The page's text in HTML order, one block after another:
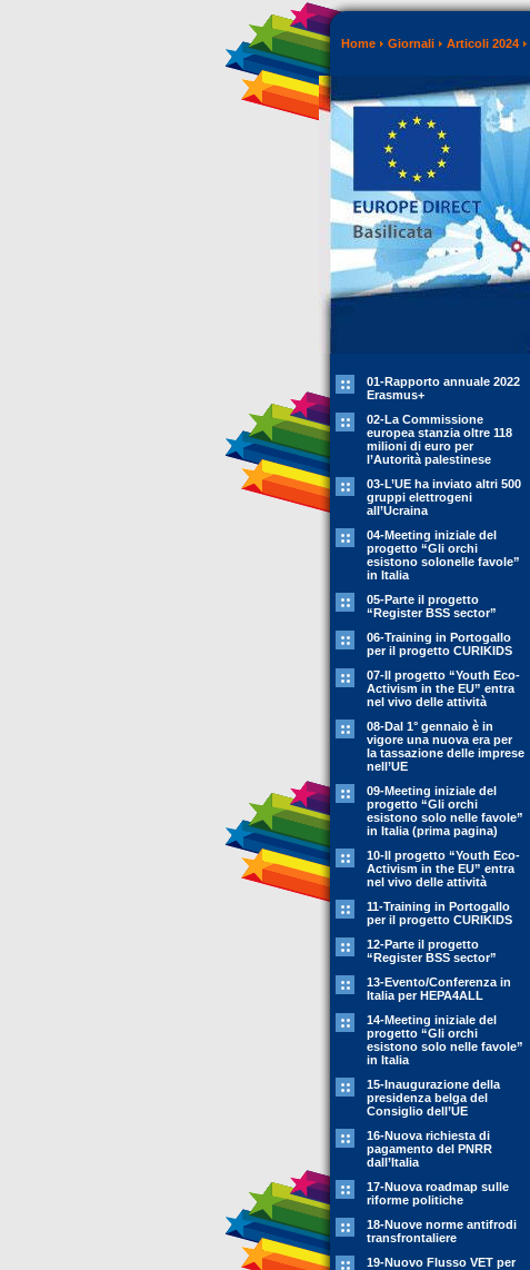
Home Giornali Articoli 2024
01-Rapporto annuale 2022
Erasmus+
02-La Commissione
europea stanzia oltre 118
milioni di euro per
l’Autorità palestinese
03-L’UE ha inviato altri 500
gruppi elettrogeni
all’Ucraina
04-Meeting iniziale del
progetto “Gli orchi
esistono solonelle favole”
in Italia
05-Parte il progetto
“Register BSS sector”
06-Training in Portogallo
per il progetto CURIKIDS
07-Il progetto “Youth Eco-
Activism in the EU” entra
nel vivo delle attività
08-Dal 1° gennaio è in
vigore una nuova era per
la tassazione delle imprese
nell’UE
09-Meeting iniziale del
progetto “Gli orchi
esistono solo nelle favole”
in Italia (prima pagina)
10-Il progetto “Youth Eco-
Activism in the EU” entra
nel vivo delle attività
11-Training in Portogallo
per il progetto CURIKIDS
12-Parte il progetto
“Register BSS sector”
13-Evento/Conferenza in
Italia per HEPA4ALL
14-Meeting iniziale del
progetto “Gli orchi
esistono solo nelle favole”
in Italia
15-Inaugurazione della
presidenza belga del
Consiglio dell’UE
16-Nuova richiesta di
pagamento del PNRR
dall’Italia
17-Nuova roadmap sulle
riforme politiche
18-Nuove norme antifrodi
transfrontaliere
19-Nuovo Flusso VET per